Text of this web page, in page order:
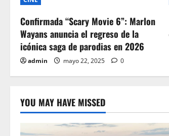
Confirmada “Scary Movie 6”: Marlon
Wayans anuncia el regreso de la
icónica saga de parodias en 2026
admin mayo 22, 2025 0
YOU MAY HAVE MISSED